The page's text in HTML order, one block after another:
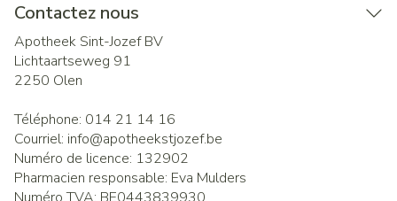
Contactez nous
Apotheek Sint-Jozef BV
Lichtaartseweg 91
2250 Olen
Téléphone: 014 21 14 16
Courriel: info@apotheekstjozef.be
Numéro de licence: 132902
Pharmacien responsable: Eva Mulders